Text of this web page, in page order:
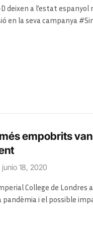
deixen a l’estat
en la seva campanya
empobrits
junio 18, 2020
College de
i el possible